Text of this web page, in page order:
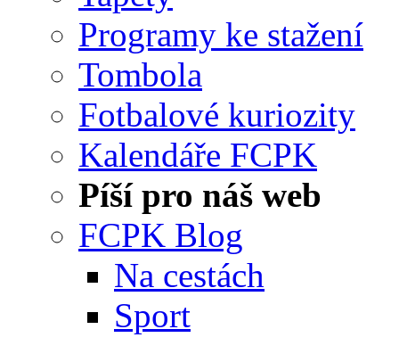
Programy ke stažení
Tombola
Fotbalové kuriozity
Kalendáře FCPK
Píší pro náš web
FCPK Blog
Na cestách
Sport